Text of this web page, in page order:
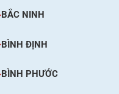
BẮC NINH
BÌNH ĐỊNH
BÌNH PHƯỚC